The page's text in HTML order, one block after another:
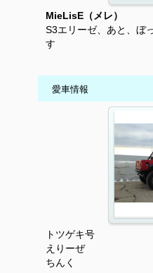
MieLisE（メレ）
S3エリーゼ、あと、ぼ
す
愛車情報
トツゲキ号
えりーぜ
ちんく